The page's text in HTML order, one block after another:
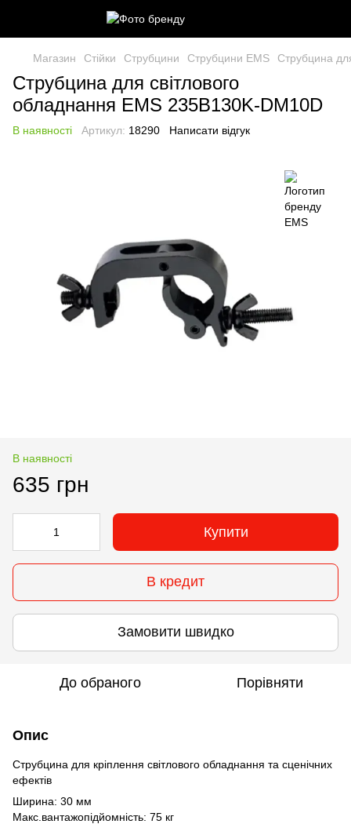
Магазин Стійки Струбцини Струбцини EMS Струбцина
Струбцина для світлового
обладнання EMS 235B130K-DM10D
В наявності Артикул: 18290 Написати відгук
В наявності
635 грн
Купити
В кредит
Замовити швидко
До обраного Порівняти
Опис
Струбцина для кріплення світлового обладнання та сценічних
ефектів
Ширина: 30 мм
Макс.вантажопідйомність: 75 кг